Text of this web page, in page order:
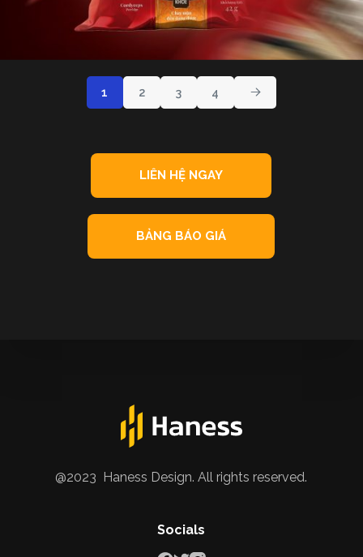
1 2 3 4
LIÊN HỆ NGAY
BẢNG BÁO GIÁ
@2023 Haness Design. All rights reserved.
Socials